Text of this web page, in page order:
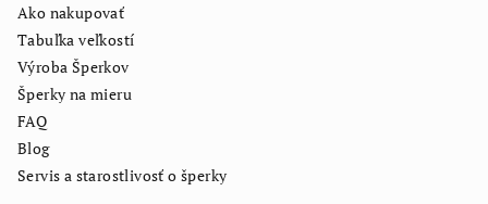
Ako nakupovať
Tabuľka veľkostí
Výroba Šperkov
Šperky na mieru
FAQ
Blog
Servis a starostlivosť o šperky